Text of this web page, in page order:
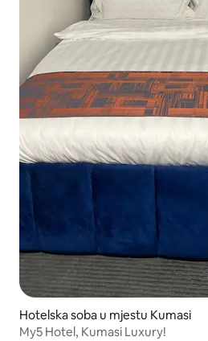
Hotelska soba u mjestu Kumasi
My5 Hotel, Kumasi Luxury!